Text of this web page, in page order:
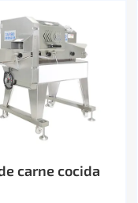
carne cocida